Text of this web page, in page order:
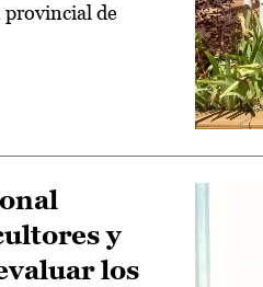
provincial de
y
los